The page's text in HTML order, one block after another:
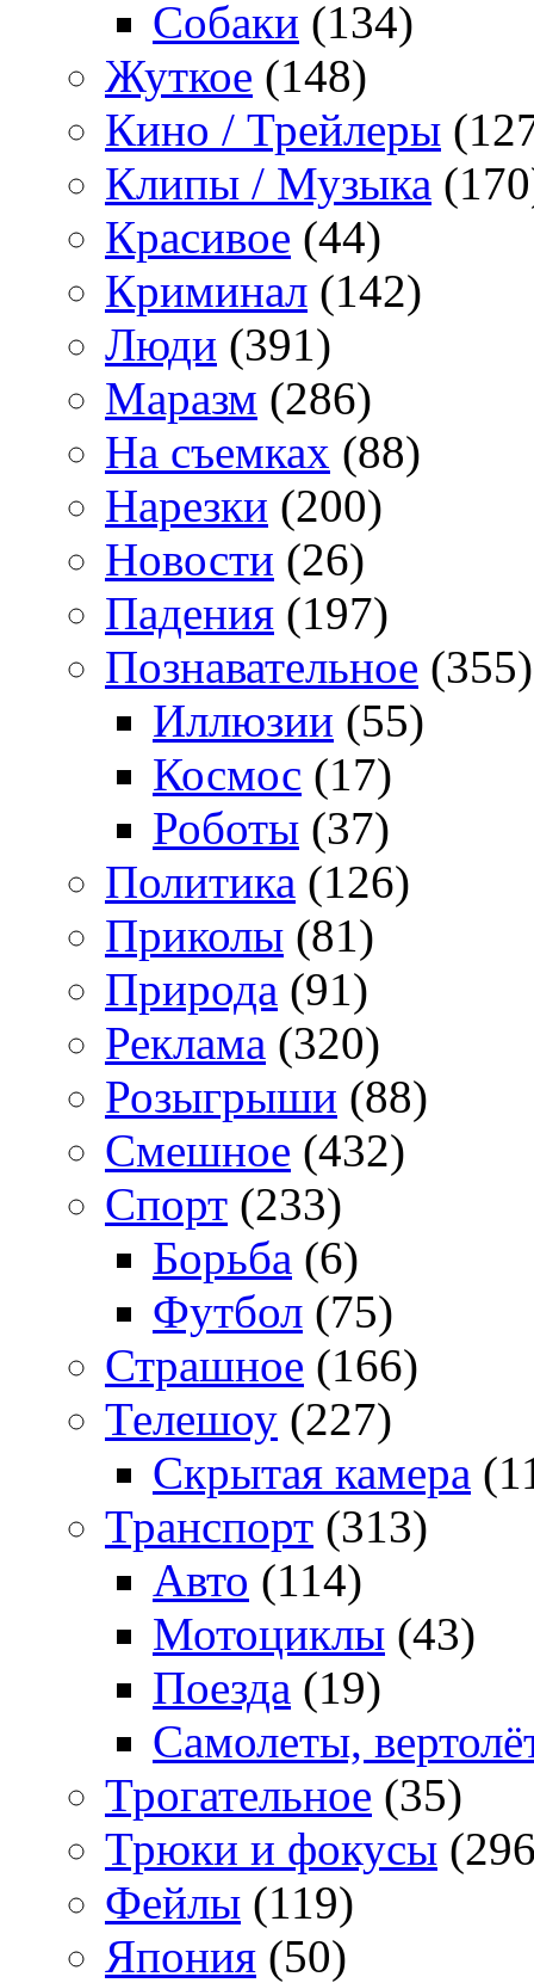
Собаки (134)
Жуткое (148)
Кино / Трейлеры
Клипы / Музыка
Красивое (44)
Криминал (142)
Люди (391)
Маразм (286)
На съемках (88)
Нарезки (200)
Новости (26)
Падения (197)
Познавательное (355)
Иллюзии (55)
Космос (17)
Роботы (37)
Политика (126)
Приколы (81)
Природа (91)
Реклама (320)
Розыгрыши (88)
Смешное (432)
Спорт (233)
Борьба (6)
Футбол (75)
Страшное (166)
Телешоу (227)
Скрытая камера
Транспорт (313)
Авто (114)
Мотоциклы (43)
Поезда (19)
Самолеты,
Трогательное (35)
Трюки и фокусы
Фейлы (119)
Япония (50)